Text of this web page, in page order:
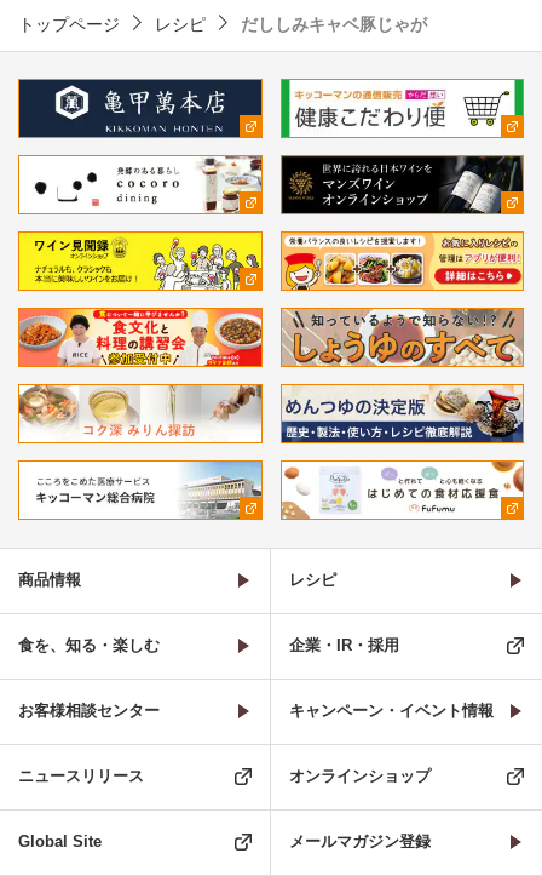
トップページ レシピ だししみキャベ豚じゃが
商品情報 レシピ
食を、知る・楽しむ 企業・IR・採用
お客様相談センター キャンペーン・イベント情報
ニュースリリース オンラインショップ
Global Site メールマガジン登録